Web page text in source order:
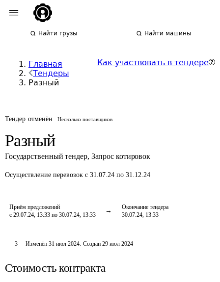
Найти грузы Найти машины
Главная
Тендеры
Разный
Как участвовать в тендере
Тендер отменён Несколько поставщиков
Разный
Государственный тендер, Запрос котировок
Осуществление перевозок с 31.07.24 по 31.12.24
Приём предложений
с 29.07.24, 13:33 по 30.07.24, 13:33
Окончание тендера
30.07.24, 13:33
3 Изменён 31 июл 2024. Создан 29 июл 2024
Стоимость контракта